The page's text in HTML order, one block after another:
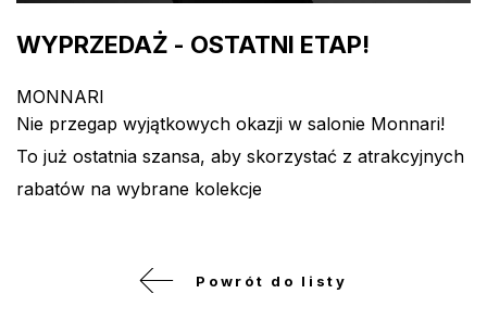
WYPRZEDAŻ - OSTATNI ETAP!
MONNARI
Nie przegap wyjątkowych okazji w salonie Monnari!
To już ostatnia szansa, aby skorzystać z atrakcyjnych
rabatów na wybrane kolekcje
Powrót do listy